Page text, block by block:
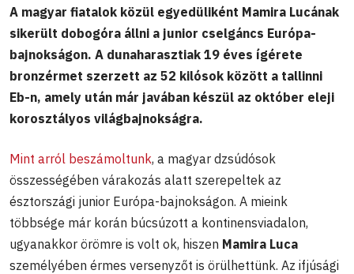
A magyar fiatalok közül egyedüliként Mamira Lucának
sikerült dobogóra állni a junior cselgáncs Európa-
bajnokságon. A dunaharasztiak 19 éves ígérete
bronzérmet szerzett az 52 kilósok között a tallinni
Eb-n, amely után már javában készül az október eleji
korosztályos világbajnokságra.
Mint arról beszámoltunk, a magyar dzsúdósok
összességében várakozás alatt szerepeltek az
észtországi junior Európa-bajnokságon. A mieink
többsége már korán búcsúzott a kontinensviadalon,
ugyanakkor örömre is volt ok, hiszen Mamira Luca
személyében érmes versenyzőt is örülhettünk. Az ifjúsági